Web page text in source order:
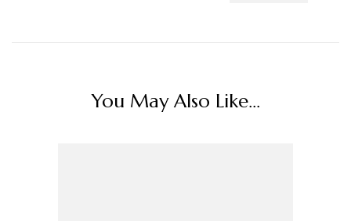
You May Also Like...